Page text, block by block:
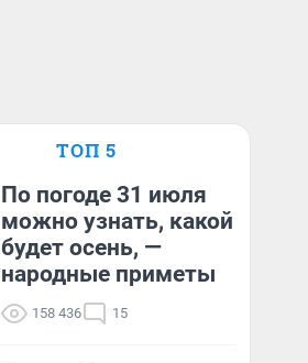
ТОП 5
По погоде 31 июля
можно узнать, какой
будет осень, —
народные приметы
158 436 15